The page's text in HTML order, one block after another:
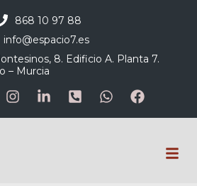
868 10 97 88
info@espacio7.es
8. Edificio A. Planta 7.
– Murcia